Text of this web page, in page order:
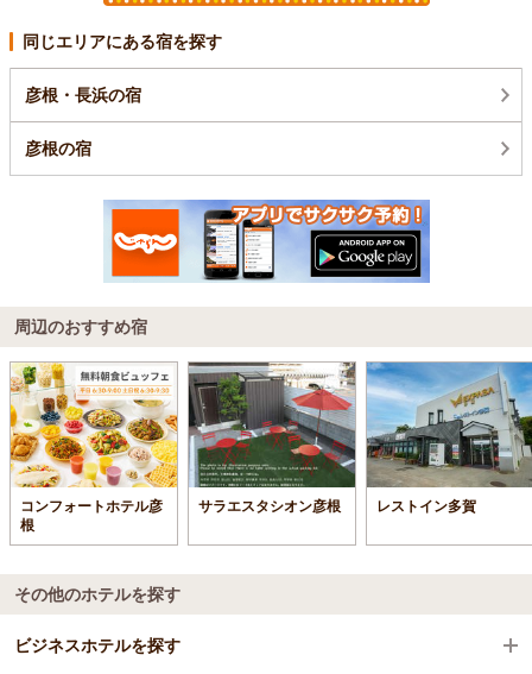
同じエリアにある宿を探す
彦根・長浜の宿
彦根の宿
周辺のおすすめ宿
コンフォートホテル彦
根
サラエスタシオン彦根 レストイン多賀
その他のホテルを探す
ビジネスホテルを探す